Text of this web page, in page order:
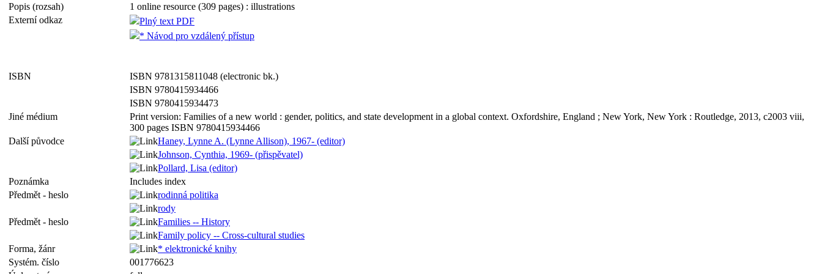
Popis (rozsah)
1 online resource (309 pages) : illustrations
Externí odkaz
Plný text PDF
* Návod pro vzdálený přístup
ISBN
ISBN 9781315811048 (electronic bk.)
ISBN 9780415934466
ISBN 9780415934473
Jiné médium
Print version: Families of a new world : gender, politics, and state development in a global context. Oxfordshire, England ; New York, New York : Routledge, 2013, c2003 viii,
300 pages ISBN 9780415934466
Další původce
Haney, Lynne A. (Lynne Allison), 1967- (editor)
Johnson, Cynthia, 1969- (přispěvatel)
Pollard, Lisa (editor)
Poznámka
Includes index
Předmět - heslo
rodinná politika
rody
Předmět - heslo
Families -- History
Family policy -- Cross-cultural studies
Forma, žánr
* elektronické knihy
Systém. číslo
001776623